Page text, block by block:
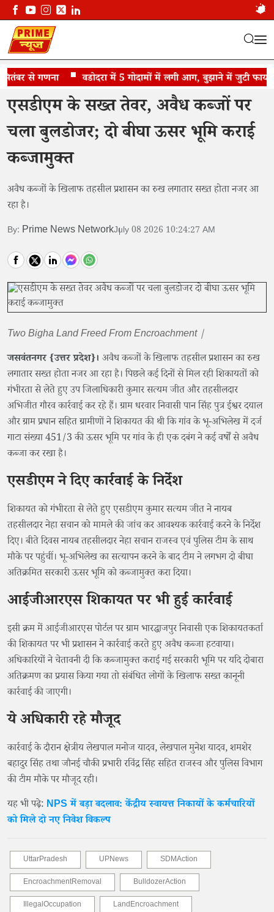
से गणना वडोदरा में 5 गोदामों में लगी आग, बुझाने में जुटी फायर
एसडीएम की कार्रवाई, दो बीघा भूमि कब्जामुक्त
एसडीएम के सख्त तेवर, अवैध कब्जों पर
चला बुलडोजर; दो बीघा ऊसर भूमि कराई
कब्जामुक्त
अवैध कब्जों के खिलाफ तहसील प्रशासन का रुख लगातार सख्त होता नजर आ
रहा है।
By: Prime News NetworkJuly 08 2026 10:24:27 AM
Two Bigha Land Freed From Encroachment |
जसवंतनगर {उत्तर प्रदेश}। अवैध कब्जों के खिलाफ तहसील प्रशासन का रुख
लगातार सख्त होता नजर आ रहा है। पिछले कई दिनों से मिल रही शिकायतों को
गंभीरता से लेते हुए उप जिलाधिकारी कुमार सत्यम जीत और तहसीलदार
अभिजीत गौरव कार्रवाई कर रहे हैं। ग्राम धरवार निवासी पान सिंह पुत्र ईश्वर दयाल
और ग्राम प्रधान सहित ग्रामीणों ने शिकायत की थी कि गांव के भू-अभिलेख में दर्ज
गाटा संख्या 451/3 की ऊसर भूमि पर गांव के ही एक दबंग ने कई वर्षों से अवैध
कब्जा कर रखा है।
एसडीएम ने दिए कार्रवाई के निर्देश
शिकायत को गंभीरता से लेते हुए एसडीएम कुमार सत्यम जीत ने नायब
तहसीलदार नेहा सचान को मामले की जांच कर आवश्यक कार्रवाई करने के निर्देश
दिए। बीते दिवस नायब तहसीलदार नेहा सचान राजस्व एवं पुलिस टीम के साथ
मौके पर पहुंचीं। भू-अभिलेख का सत्यापन करने के बाद टीम ने लगभग दो बीघा
अतिक्रमित सरकारी ऊसर भूमि को कब्जामुक्त करा दिया।
आईजीआरएस शिकायत पर भी हुई कार्रवाई
इसी क्रम में आईजीआरएस पोर्टल पर ग्राम भारद्धाजपुर निवासी एक शिकायतकर्ता
की शिकायत पर भी प्रशासन ने कार्रवाई करते हुए अवैध कब्जा हटवाया।
अधिकारियों ने चेतावनी दी कि कब्जामुक्त कराई गई सरकारी भूमि पर यदि दोबारा
अतिक्रमण का प्रयास किया गया तो संबंधित लोगों के खिलाफ सख्त कानूनी
कार्रवाई की जाएगी।
ये अधिकारी रहे मौजूद
कार्रवाई के दौरान क्षेत्रीय लेखपाल मनोज यादव, लेखपाल मुनेश यादव, शमशेर
बहादुर सिंह तथा जौनई चौकी प्रभारी रविंद्र सिंह सहित राजस्व और पुलिस विभाग
की टीम मौके पर मौजूद रही।
यह भी पढ़े: NPS में बड़ा बदलाव: केंद्रीय स्वायत्त निकायों के कर्मचारियों
को मिले दो नए निवेश विकल्प
UttarPradesh UPNews
SDMAction
EncroachmentRemoval
BulldozerAction
IllegalOccupation
LandEncroachment